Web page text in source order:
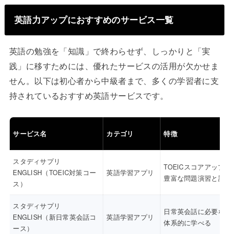
英語力アップにおすすめのサービス一覧
英語の勉強を「知識」で終わらせず、しっかりと「実
践」に移すためには、優れたサービスの活用が欠かせま
せん。以下は初心者から中級者まで、多くの学習者に支
持されているおすすめ英語サービスです。
サービス名 カテゴリ 特徴
スタディサプリ
ENGLISH（TOEIC対策コー
ス）
英語学習アプリ
TOEICスコアアップ
豊富な問題演習と講
スタディサプリ
ENGLISH（新日常英会話コ
ース）
英語学習アプリ
日常英会話に必要な
体系的に学べる